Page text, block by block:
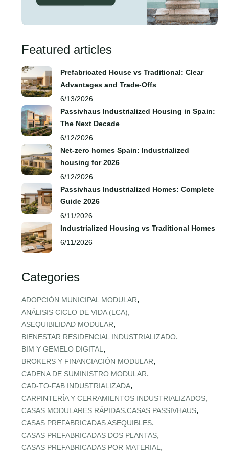
Featured articles
Prefabricated House vs Traditional: Clear
Advantages and Trade‑Offs
6/13/2026
Passivhaus Industrialized Housing in Spain:
The Next Decade
6/12/2026
Net-zero homes Spain: Industrialized
housing for 2026
6/12/2026
Passivhaus Industrialized Homes: Complete
Guide 2026
6/11/2026
Industrialized Housing vs Traditional Homes
6/11/2026
Categories
ADOPCIÓN MUNICIPAL MODULAR,
ANÁLISIS CICLO DE VIDA (LCA),
ASEQUIBILIDAD MODULAR,
BIENESTAR RESIDENCIAL INDUSTRIALIZADO,
BIM Y GEMELO DIGITAL ,
BROKERS Y FINANCIACIÓN MODULAR,
CADENA DE SUMINISTRO MODULAR,
CAD‑TO‑FAB INDUSTRIALIZADA,
CARPINTERÍA Y CERRAMIENTOS INDUSTRIALIZADOS,
CASAS MODULARES RÁPIDAS,CASAS PASSIVHAUS,
CASAS PREFABRICADAS ASEQUIBLES,
CASAS PREFABRICADAS DOS PLANTAS,
CASAS PREFABRICADAS POR MATERIAL ,